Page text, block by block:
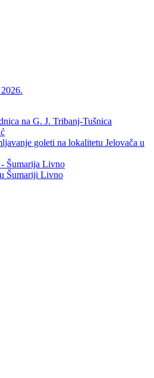
na G. J. Tribanj-Tušnica
goleti na lokalitetu Jelovača u
Šumarija Livno
Šumariji Livno